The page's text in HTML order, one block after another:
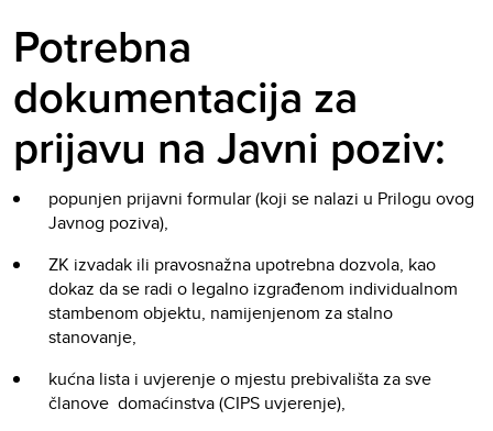
Potrebna
dokumentacija za
prijavu na Javni poziv:
popunjen prijavni formular (koji se nalazi u Prilogu ovog
Javnog poziva),
ZK izvadak ili pravosnažna upotrebna dozvola, kao
dokaz da se radi o legalno izgrađenom individualnom
stambenom objektu, namijenjenom za stalno
stanovanje,
kućna lista i uvjerenje o mjestu prebivališta za sve
članove domaćinstva (CIPS uvjerenje),